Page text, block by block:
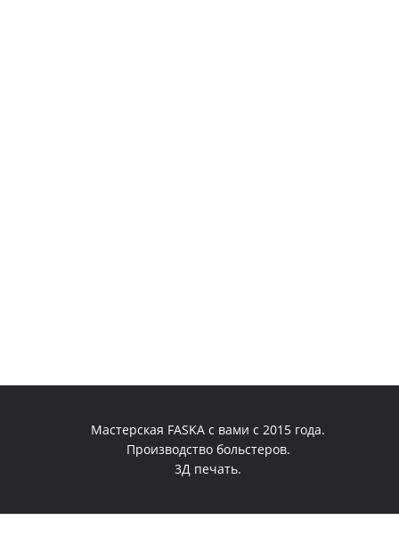
Мастерская FASKA с вами с 2015 года.
Производство больстеров.
3Д печать.